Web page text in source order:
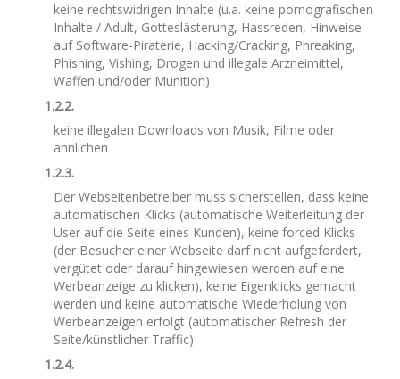
keine rechtswidrigen Inhalte (u.a. keine pornografischen
Inhalte / Adult, Gotteslästerung, Hassreden, Hinweise
auf Software-Piraterie, Hacking/Cracking, Phreaking,
Phishing, Vishing, Drogen und illegale Arzneimittel,
Waffen und/oder Munition)
1.2.2.
keine illegalen Downloads von Musik, Filme oder
ähnlichen
1.2.3.
Der Webseitenbetreiber muss sicherstellen, dass keine
automatischen Klicks (automatische Weiterleitung der
User auf die Seite eines Kunden), keine forced Klicks
(der Besucher einer Webseite darf nicht aufgefordert,
vergütet oder darauf hingewiesen werden auf eine
Werbeanzeige zu klicken), keine Eigenklicks gemacht
werden und keine automatische Wiederholung von
Werbeanzeigen erfolgt (automatischer Refresh der
Seite/künstlicher Traffic)
1.2.4.